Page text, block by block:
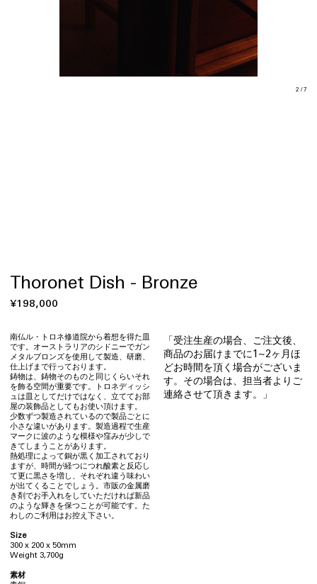
Thoronet Dish - Bronze
通
価
格
¥198,000
南仏ル・トロネ修道院から着想を得た皿
です。オーストラリアのシドニーでガン
メタルブロンズを使用して製造、研磨、
仕上げまで行っております。
鋳物は、鋳物そのものと同じくらいそれ
を飾る空間が重要です。トロネディッシ
ュは皿としてだけではなく、立ててお部
屋の装飾品としてもお使い頂けます。
少数ずつ製造されているので製品ごとに
小さな違いがあります。製造過程で生産
マークに波のような模様や窪みが少しで
きてしまうことがあります。
熱処理によって銅が黒く加工されており
ますが、時間が経つにつれ酸素と反応し
て更に黒さを増し、それぞれ違う味わい
が出てくることでしょう。市販の金属磨
き剤でお手入れをしていただければ新品
のような輝きを保つことが可能です。た
わしのご利用はお控え下さい。
Size
300 x 200 x 50mm
Weight 3,700g
素材
「受注生産の場合、ご注文後、
商品のお届けまでに1~2ヶ月ほ
どお時間を頂く場合がございま
す。その場合は、担当者よりご
連絡させて頂きます。」
2 / 7